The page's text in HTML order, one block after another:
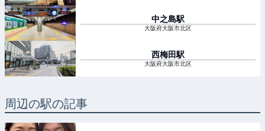
中之島駅
大阪府大阪市北区
西梅田駅
大阪府大阪市北区
周辺の駅の記事